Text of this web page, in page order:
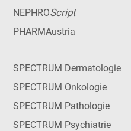
NEPHROScript
PHARMAustria
SPECTRUM Dermatologie
SPECTRUM Onkologie
SPECTRUM Pathologie
SPECTRUM Psychiatrie